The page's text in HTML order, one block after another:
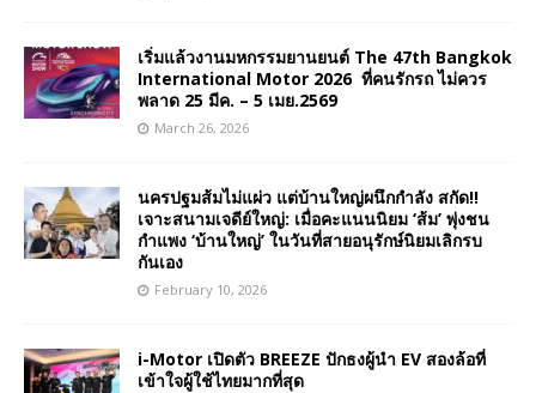
เริ่มแล้วงานมหกรรมยานยนต์ The 47th Bangkok
International Motor 2026 ที่คนรักรถ ไม่ควร
พลาด 25 มีค. – 5 เมย.2569
March 26, 2026
นครปฐมส้มไม่แผ่ว แต่บ้านใหญ่ผนึกกำลัง สกัด!!
เจาะสนามเจดีย์ใหญ่: เมื่อคะแนนนิยม ‘ส้ม’ พุ่งชน
กำแพง ‘บ้านใหญ่’ ในวันที่สายอนุรักษ์นิยมเลิกรบ
กันเอง
February 10, 2026
i-Motor เปิดตัว BREEZE ปักธงผู้นำ EV สองล้อที่
เข้าใจผู้ใช้ไทยมากที่สุด